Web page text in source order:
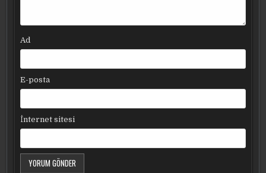
Ad
E-posta
İnternet sitesi